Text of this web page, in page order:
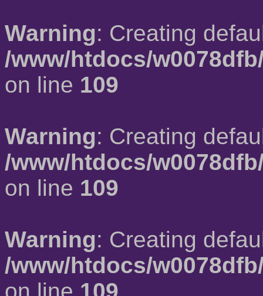
Warning: Creating
/www/htdocs/
on line 109
Warning: Creating
/www/htdocs/
on line 109
Warning: Creating
/www/htdocs/